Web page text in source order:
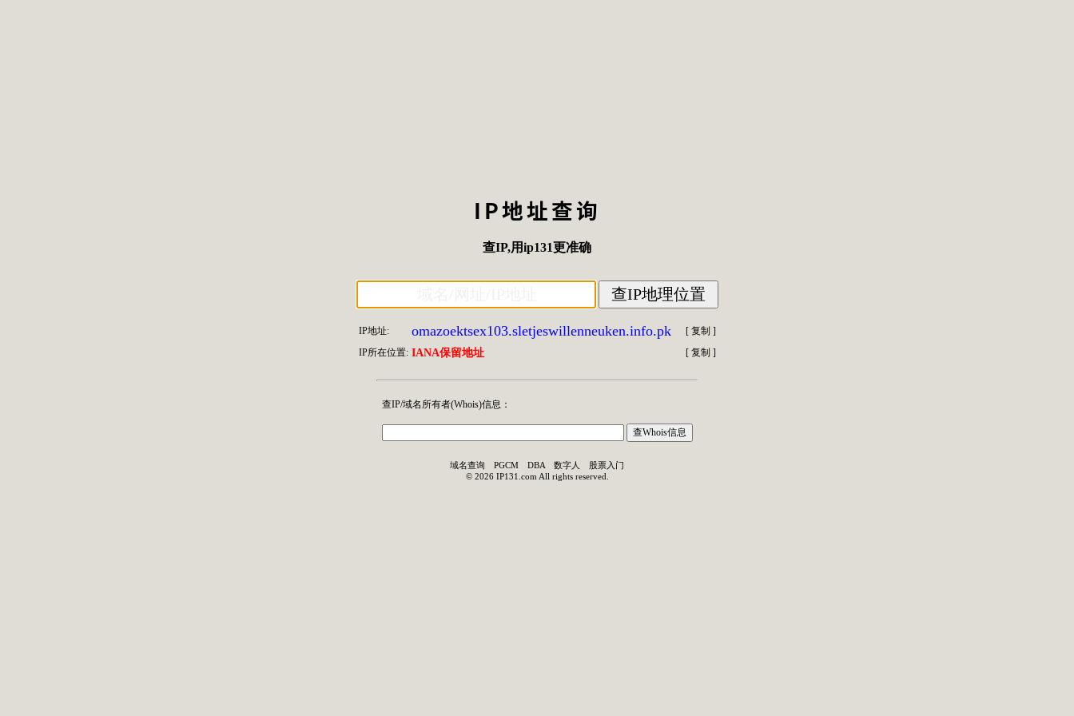
IP地址查询
查IP,用ip131更准确
IP地址: omazoektsex103.sletjeswillenneuken.info.pk [ 复制 ]
IP所在位置: IANA保留地址 [ 复制 ]
查IP/域名所有者(Whois)信息：
域名查询 PGCM DBA 数字人
股票入门
© 2026 IP131.com All rights reserved.